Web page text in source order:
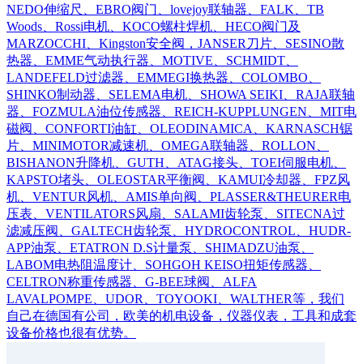
NEDO伸缩尺、EBRO阀门、lovejoy联轴器、FALK、TB
Woods、Rossi电机、KOCO螺柱焊机、HECO阀门及
MARZOCCHI、Kingston安全阀，JANSER刀片、SESINO散
热器、EMME气动执行器、MOTIVE、SCHMIDT、
LANDEFELD过滤器、EMMEGI换热器、COLOMBO、
SHINKO制动器、SELEMA电机、SHOWA SEIKI、RAJA联轴
器、FOZMULA油位传感器、REICH-KUPPLUNGEN、MIT电
磁阀、CONFORTI油缸、OLEODINAMICA、KARNASCH锯
片、MINIMOTOR减速机、OMEGA联轴器、ROLLON、
BISHANON升降机、GUTH、ATAG接头、TOEI伺服电机、
KAPSTO堵头、OLEOSTAR平衡阀、KAMUI冷却器、FPZ风
机、VENTUR风机、AMIS单向阀、PLASSER&THEURER电
压表、VENTILATORS风扇、SALAMI齿轮泵、SITECNA过
滤减压阀、GALTECH齿轮泵、HYDROCONTROL、HUDR-
APP油泵、ETATRON D.S计量泵、SHIMADZU油泵、
LABOM电热阻温度计、SOHGOH KEISO扭矩传感器、
CELTRON称重传感器、G-BEE球阀、ALFA
LAVALPOMPE、UDOR、TOYOOKI、WALTHER等，我们
自己在德国有公司，欧美的机电设备，仪器仪表，工具和成套
设备价格也很有优势。